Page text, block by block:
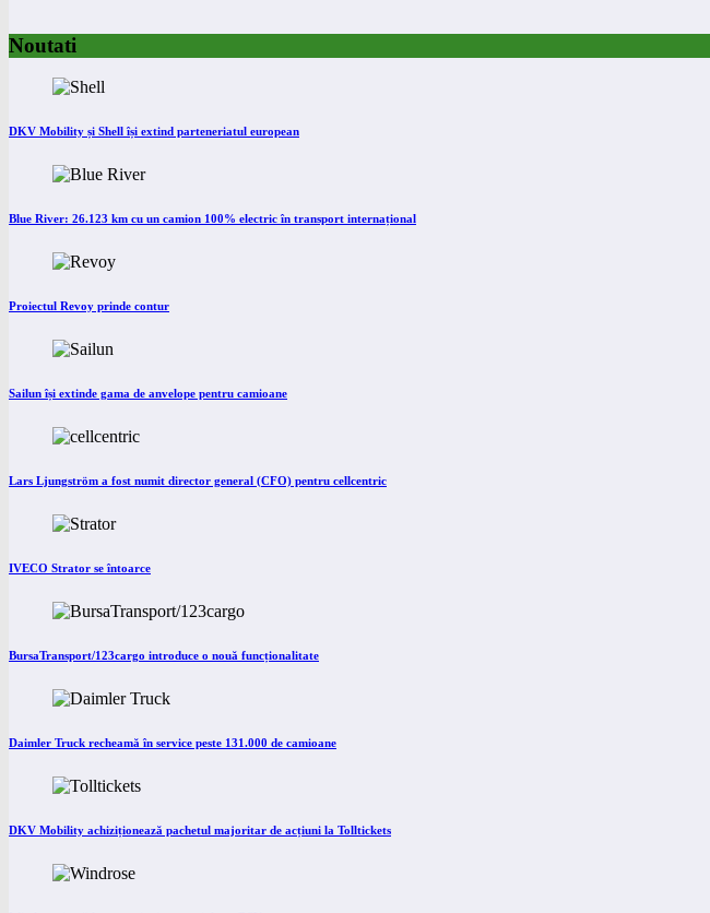
Noutati
DKV Mobility și Shell își extind parteneriatul european
Blue River: 26.123 km cu un camion 100% electric în transport internațional
Proiectul Revoy prinde contur
Sailun își extinde gama de anvelope pentru camioane
Lars Ljungström a fost numit director general (CFO) pentru cellcentric
IVECO Strator se întoarce
BursaTransport/123cargo introduce o nouă funcționalitate
Daimler Truck recheamă în service peste 131.000 de camioane
DKV Mobility achiziționează pachetul majoritar de acțiuni la Tolltickets